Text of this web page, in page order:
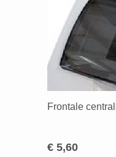
Frontale
€ 5,60